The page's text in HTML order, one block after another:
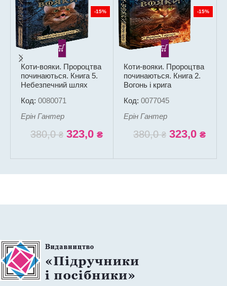
-15%
Коти-вояки. Пророцтва
починаються. Книга 5.
Небезпечний шлях
Код: 0080071
Ерін Гантер
380,0₴ 323,0 ₴
-15%
Коти-вояки. Пророцтва
починаються. Книга 2.
Вогонь і крига
Код: 0077045
Ерін Гантер
380,0₴ 323,0 ₴